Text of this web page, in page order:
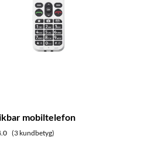
mobiltelefon
(3 kundbetyg)